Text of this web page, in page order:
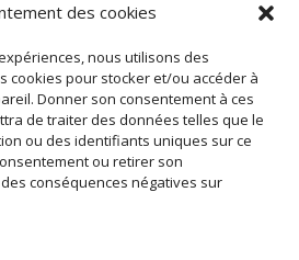
des cookies
nous utilisons des
cookies pour stocker et/ou accéder à
Donner son consentement à ces
de traiter des données telles que le
ou des identifiants uniques sur ce
ou retirer son
conséquences négatives sur
– Réalisation